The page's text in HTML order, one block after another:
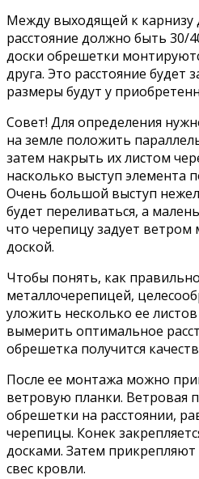
Между выходящей к карнизу
расстояние должно быть 30/
доски обрешетки
друга. Это расстояние будет
размеры будут у
Совет! Для определения
на земле положить
затем накрыть их листом
насколько выступ элемента
Очень большой выступ
будет переливаться, а
что черепицу задует
доской.
Чтобы понять, как
металлочерепицей,
уложить несколько ее
вымерить оптимальное
обрешетка получится
После ее монтажа можно
ветровую планки. Ветровая
обрешетки на расстоянии,
черепицы. Конек
досками. Затем
свес кровли.